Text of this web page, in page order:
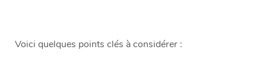
Voici quelques points clés à considérer :